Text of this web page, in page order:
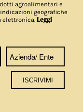
agroalimentari e
geografiche
elettronica.Leggi